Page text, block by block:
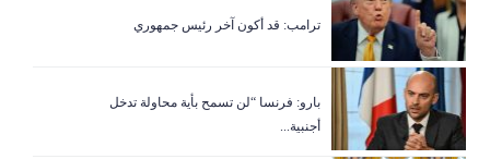
ترامب: قد أكون آخر رئيس جمهوري
بارو: فرنسا “لن تسمح بأية محاولة تدخل
أجنبية...